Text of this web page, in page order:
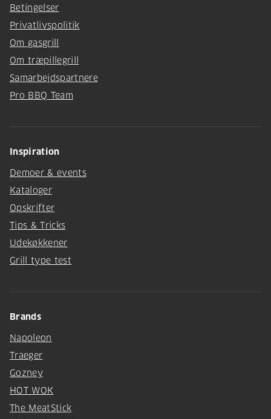
Betingelser
Privatlivspolitik
Om gasgrill
Om træpillegrill
Samarbejdspartnere
Pro BBQ Team
Inspiration
Demoer & events
Kataloger
Opskrifter
Tips & Tricks
Udekøkkener
Grill type test
Brands
Napoleon
Traeger
Gozney
HOT WOK
The MeatStick